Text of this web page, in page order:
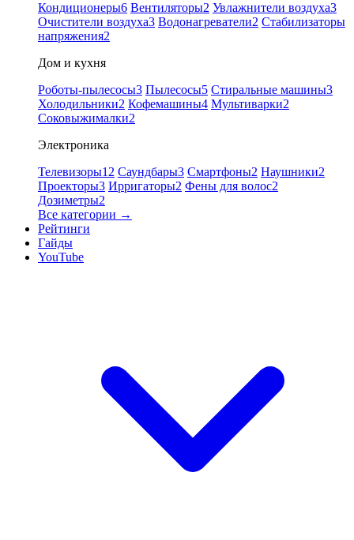
Кондиционеры6 Вентиляторы2 Увлажнители воздуха3
Очистители воздуха3 Водонагреватели2 Стабилизаторы
напряжения2
Дом и кухня
Роботы-пылесосы3 Пылесосы5 Стиральные машины3
Холодильники2 Кофемашины4 Мультиварки2
Соковыжималки2
Электроника
Телевизоры12 Саундбары3 Смартфоны2 Наушники2
Проекторы3 Ирригаторы2 Фены для волос2
Дозиметры2
Все категории →
Рейтинги
Гайды
YouTube